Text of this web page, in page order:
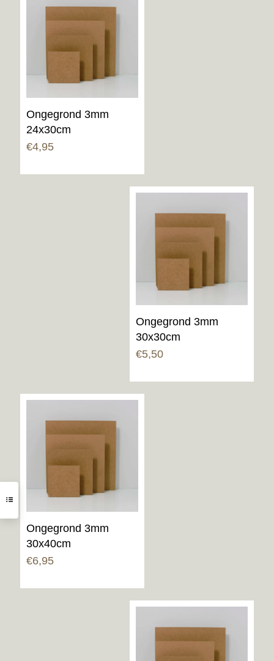
Ongegrond 3mm
24x30cm
€4,95
Ongegrond 3mm
30x30cm
€5,50
Ongegrond 3mm
30x40cm
€6,95